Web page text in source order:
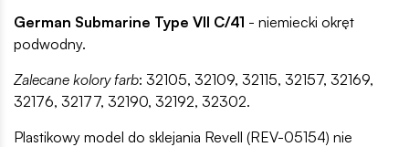
German Submarine Type VII C/41 - niemiecki okręt
podwodny.
Zalecane kolory farb: 32105, 32109, 32115, 32157, 32169,
32176, 32177, 32190, 32192, 32302.
Plastikowy model do sklejania Revell (REV-05154) nie